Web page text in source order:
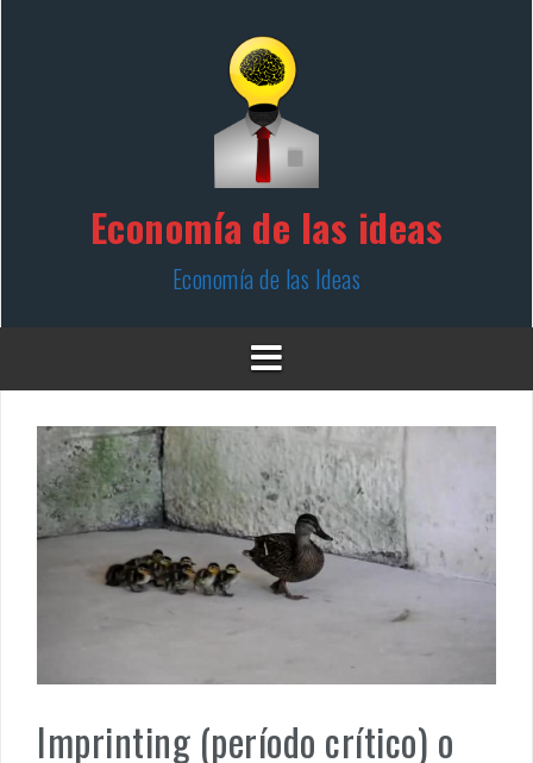
Economía de las ideas
Economía de las Ideas
Imprinting (período crítico) o